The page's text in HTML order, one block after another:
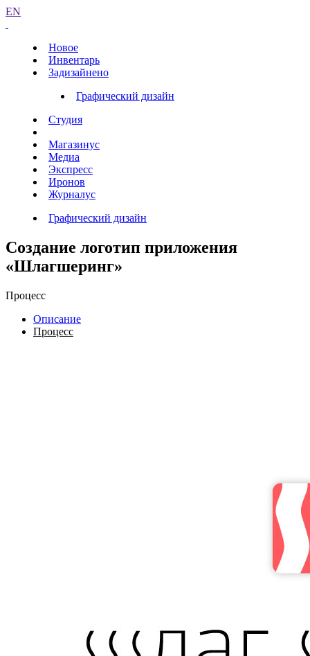
EN
Новое
Инвентарь
Задизайнено
Графический дизайн
Студия
Магазинус
Медиа
Экспресс
Иронов
Журналус
Графический дизайн
Создание логотип приложения
«Шлагшеринг»
Процесс
Описание
Процесс